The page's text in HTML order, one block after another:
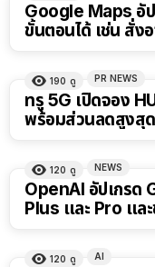
Google Maps อั
ขั้นตอนได้ เช่น สั่ง
190 ดู PR NEWS
ทรู 5G เปิดจอง
พร้อมส่วนลดสูงสุ
120 ดู NEWS
OpenAI อัปเกรด
Plus และ Pro แล
120 ดู AI